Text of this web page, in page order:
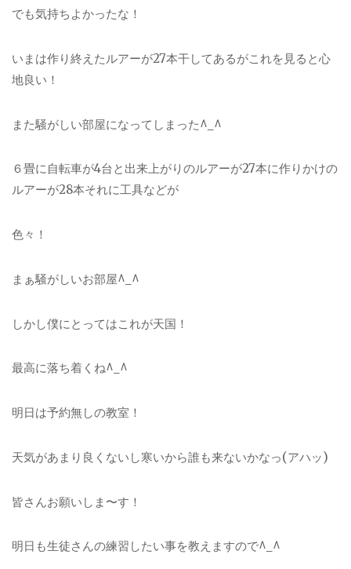
でも気持ちよかったな！
いまは作り終えたルアーが27本干してあるがこれを見ると心
地良い！
また騒がしい部屋になってしまった^_^
６畳に自転車が4台と出来上がりのルアーが27本に作りかけの
ルアーが28本それに工具などが
色々！
まぁ騒がしいお部屋^_^
しかし僕にとってはこれが天国！
最高に落ち着くね^_^
明日は予約無しの教室！
天気があまり良くないし寒いから誰も来ないかなっ(アハッ)
皆さんお願いしま〜す！
明日も生徒さんの練習したい事を教えますので^_^